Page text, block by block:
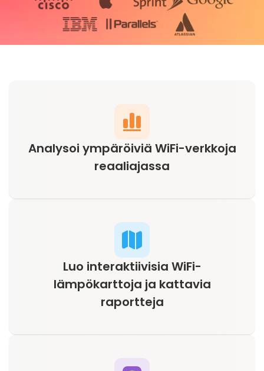
Analysoi ympäröiviä WiFi-verkkoja
reaaliajassa
Luo interaktiivisia WiFi-
lämpökarttoja ja kattavia
raportteja